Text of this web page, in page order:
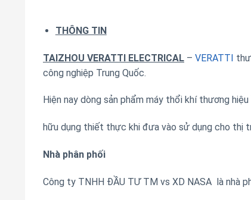
THÔNG TIN
TAIZHOU VERATTI ELECTRICAL – VERATTI
công nghiệp Trung Quốc.
Hiện nay dòng sản phẩm máy thổi khí thương
hữu dụng thiết thực khi đưa vào sử dụng cho thị
Nhà phân phối
Công ty TNHH ĐẦU TƯ TM vs XD NASA là nhà